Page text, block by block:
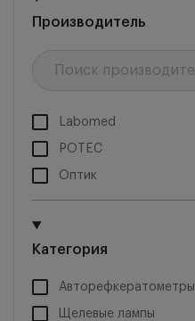
Производитель
Labomed
POTEC
Оптик
Категория
Авторефкератометры
Щелевые лампы